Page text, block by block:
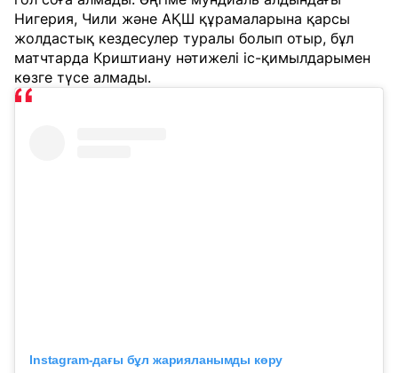
Нигерия, Чили және АҚШ құрамаларына қарсы
жолдастық кездесулер туралы болып отыр, бұл
матчтарда Криштиану нәтижелі іс-қимылдарымен
көзге түсе алмады.
Instagram-дағы бұл жарияланымды көру